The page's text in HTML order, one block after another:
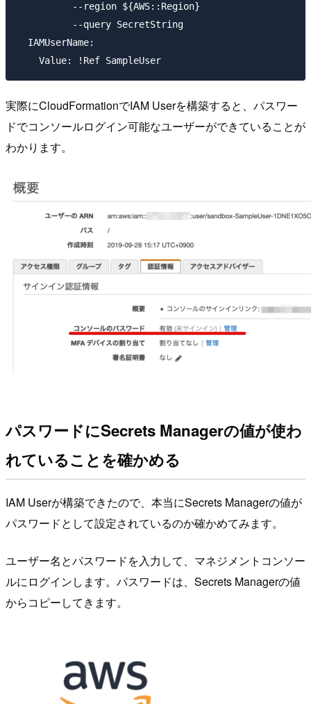
          --region ${AWS::Region}
          --query SecretString
  IAMUserName:
実際にCloudFormationでIAM Userを構築すると、パスワー
ドでコンソールログイン可能なユーザーができていることが
わかります。
パスワードにSecrets Managerの値が使わ
れていることを確かめる
IAM Userが構築できたので、本当にSecrets Managerの値が
パスワードとして設定されているのか確かめてみます。
ユーザー名とパスワードを入力して、マネジメントコンソー
ルにログインします。パスワードは、Secrets Managerの値
からコピーしてきます。